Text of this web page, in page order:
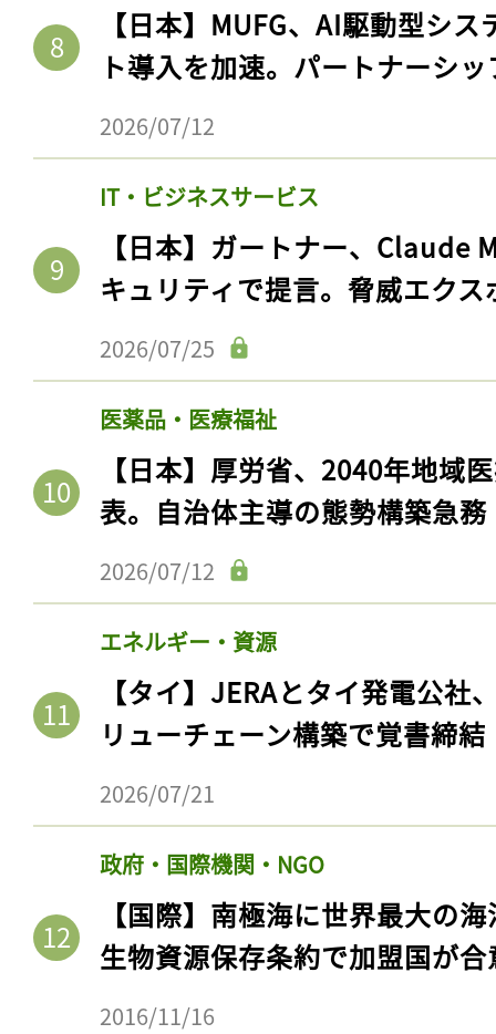
【日本】MUFG、AI駆動型シ
ト導入を加速。パートナーシ
2026/07/12
IT・ビジネスサービス
【日本】ガートナー、Claude
キュリティで提言。脅威エク
2026/07/25
医薬品・医療福祉
【日本】厚労省、2040年地域
表。自治体主導の態勢構築急務
2026/07/12
エネルギー・資源
【タイ】JERAとタイ発電公社
リューチェーン構築で覚書締結
2026/07/21
政府・国際機関・NGO
【国際】南極海に世界最大の
生物資源保存条約で加盟国が合
2016/11/16
ログイン